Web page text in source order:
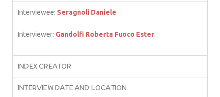
Interviewee: Seragnoli Daniele
Interviewer: Gandolfi Roberta Fuoco Ester
INDEX CREATOR
INTERVIEW DATE AND LOCATION